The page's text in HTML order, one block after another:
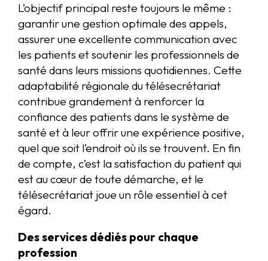
L’objectif principal reste toujours le même :
garantir une gestion optimale des appels,
assurer une excellente communication avec
les patients et soutenir les professionnels de
santé dans leurs missions quotidiennes. Cette
adaptabilité régionale du télésecrétariat
contribue grandement à renforcer la
confiance des patients dans le système de
santé et à leur offrir une expérience positive,
quel que soit l’endroit où ils se trouvent. En fin
de compte, c’est la satisfaction du patient qui
est au cœur de toute démarche, et le
télésecrétariat joue un rôle essentiel à cet
égard.
Des services dédiés pour chaque
profession